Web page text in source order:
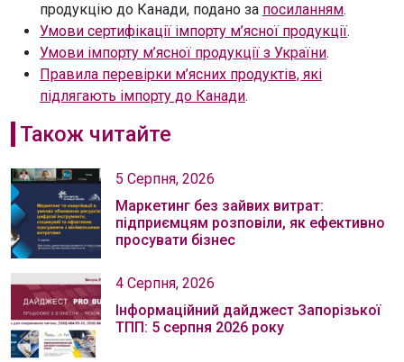
продукцію до Канади, подано за посиланням.
Умови сертифікації імпорту м’ясної продукції.
Умови імпорту м’ясної продукції з України.
Правила перевірки м’ясних продуктів, які
підлягають імпорту до Канади.
Також читайте
5 Серпня, 2026
Маркетинг без зайвих витрат:
підприємцям розповіли, як ефективно
просувати бізнес
4 Серпня, 2026
Інформаційний дайджест Запорізької
ТПП: 5 серпня 2026 року